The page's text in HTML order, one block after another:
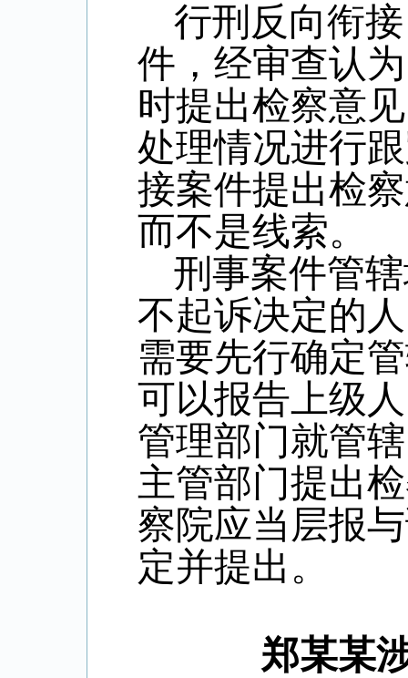
行刑反向衔
件，经审查认
时提出检察意
处理情况进行
接案件提出检
而不是线索。
刑事案件管
不起诉决定的
需要先行确定
可以报告上级
管理部门就管
主管部门提出
察院应当层报
定并提出。
郑某某